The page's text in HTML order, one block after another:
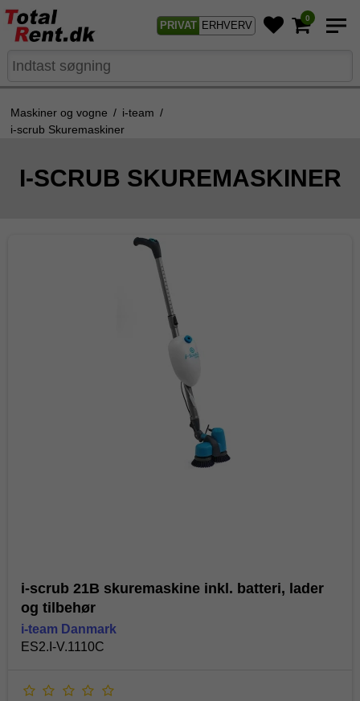
PRIVAT ERHVERV
0
Maskiner og vogne / i-team /
i-scrub Skuremaskiner
I-SCRUB SKUREMASKINER
i-scrub 21B skuremaskine inkl. batteri, lader
og tilbehør
i-team Danmark
ES2.I-V.1110C